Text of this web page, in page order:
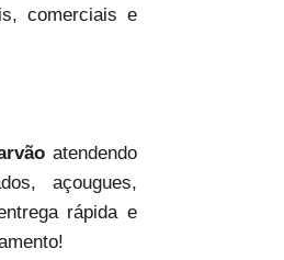
comerciais e
atendendo
açougues,
rápida e